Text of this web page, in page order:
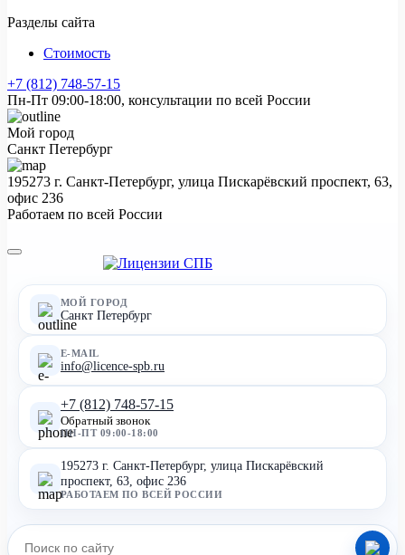
Разделы сайта
Стоимость
+7 (812) 748-57-15
Пн-Пт 09:00-18:00, консультации по всей России
Мой город
Санкт Петербург
195273 г. Санкт-Петербург, улица Пискарёвский проспект, 63,
офис 236
Работаем по всей России
МОЙ ГОРОД
Санкт Петербург
E-MAIL
info@licence-spb.ru
+7 (812) 748-57-15
Обратный звонок
ПН-ПТ 09:00-18:00
195273 г. Санкт-Петербург, улица Пискарёвский
проспект, 63, офис 236
РАБОТАЕМ ПО ВСЕЙ РОССИИ